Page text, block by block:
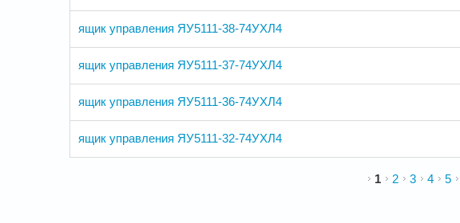
ящик управления ЯУ5111-38-74УХЛ4
ящик управления ЯУ5111-37-74УХЛ4
ящик управления ЯУ5111-36-74УХЛ4
ящик управления ЯУ5111-32-74УХЛ4
1 2 3 4 5